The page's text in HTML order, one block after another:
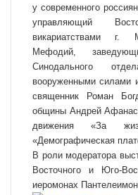
у современного
управляющий
викариатствами г.
Мефодий,
Синодального
вооруженными силами
священник Роман
общины Андрей
движения «За
«Демографическая
В роли модератора
Восточного и Юго-
иеромонах